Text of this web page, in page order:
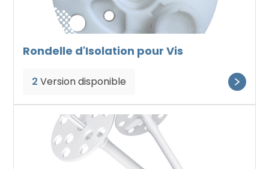
Rondelle d'Isolation pour Vis
2 Version disponible